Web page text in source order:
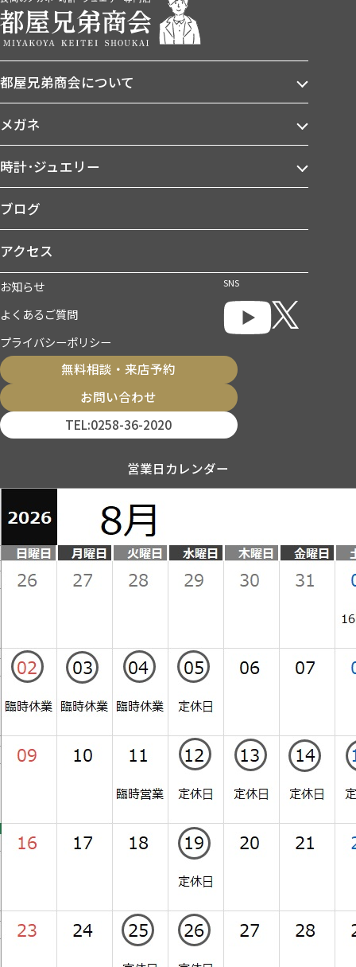
都屋兄弟商会について
メガネ
時計･ジュエリー
ブログ
アクセス
お知らせ
よくあるご質問
プライバシーポリシー
SNS
無料相談・来店予約
お問い合わせ
TEL:0258-36-2020
営業日カレンダー